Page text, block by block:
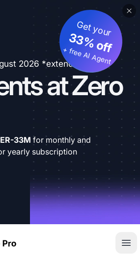
2026 *extended
at Zero
Get your
33% off
+ free AI Agent
33M for monthly and
yearly subscription